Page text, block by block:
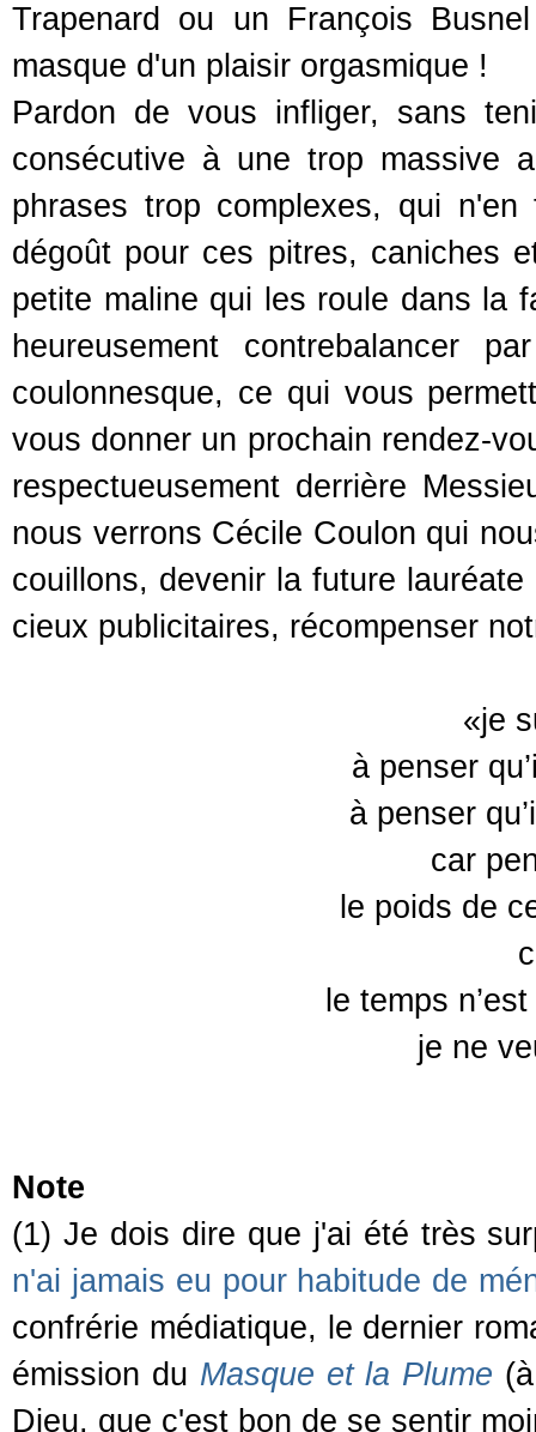
Trapenard ou un François
masque d'un plaisir orgasmique !
Pardon de vous infliger, sans
consécutive à une trop massive
phrases trop complexes, qui
dégoût pour ces pitres, caniches
petite maline qui les roule dans la
heureusement contrebalancer
coulonnesque, ce qui vous
vous donner un prochain rendez-
respectueusement derrière
nous verrons Cécile Coulon qui
couillons, devenir la future
cieux publicitaires, récompenser
«je
à penser
à penser
car
le poids de
le temps
je ne
Note
(1) Je dois dire que j'ai été très
n'ai jamais eu pour habitude de
confrérie médiatique, le dernier
émission du Masque et la Plume
Dieu, que c'est bon de se sentir